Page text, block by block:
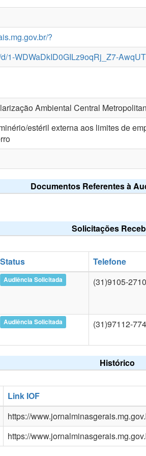
?
1-WDWaDkID0GILz9oqRj_Z7-
Ambiental Central
estéril externa aos limites de
Documentos Referentes à
Solicitações
Status Telefone
Audiência Solicitada (31)9105-2710
Audiência Solicitada (31)97112-
Histórico
Link IOF
https://
https://